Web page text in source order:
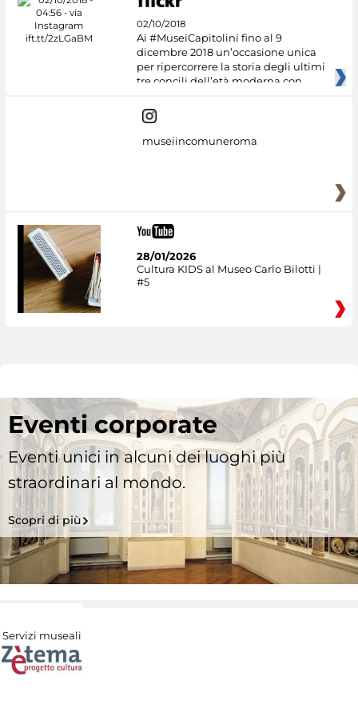
02/10/2018
Ai #MuseiCapitolini fino al 9
dicembre 2018 un’occasione unica
per ripercorrere la storia degli ultimi
tre concili dell’età moderna con
museiincomuneroma
28/01/2026
Cultura KIDS al Museo Carlo Bilotti |
#5
Eventi corporate
Eventi unici in alcuni dei luoghi più
straordinari al mondo.
Scopri di più
Servizi museali